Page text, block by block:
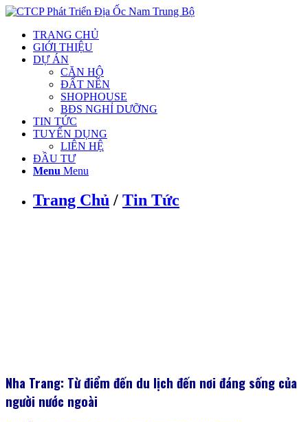
TRANG CHỦ
GIỚI THIỆU
DỰ ÁN
CĂN HỘ
ĐẤT NỀN
SHOPHOUSE
BĐS NGHỈ DƯỠNG
TIN TỨC
TUYỂN DỤNG
LIÊN HỆ
ĐẦU TƯ
Menu Menu
Trang Chủ / Tin Tức
Nha Trang: Từ điểm đến du lịch đến nơi đáng sống của
người nước ngoài